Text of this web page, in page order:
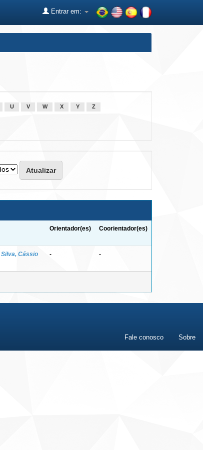
Entrar em:
U V W X Y Z
Orientador(es) Coorientador(es)
Silva, Cássio
- -
Fale conosco Sobre